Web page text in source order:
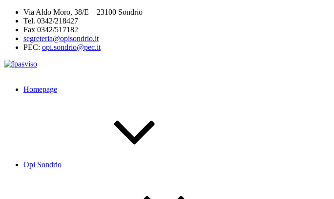
Salta
contenuto
Via Aldo Moro, 38/E – 23100 Sondrio
Tel. 0342/218427
Fax 0342/517182
segreteria@opisondrio.it
PEC: opi.sondrio@pec.it
Homepage
Opi Sondrio